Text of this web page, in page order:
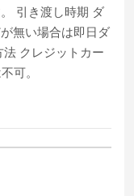
引き渡し時期 ダ
無い場合は即日ダ
クレジットカー
可。